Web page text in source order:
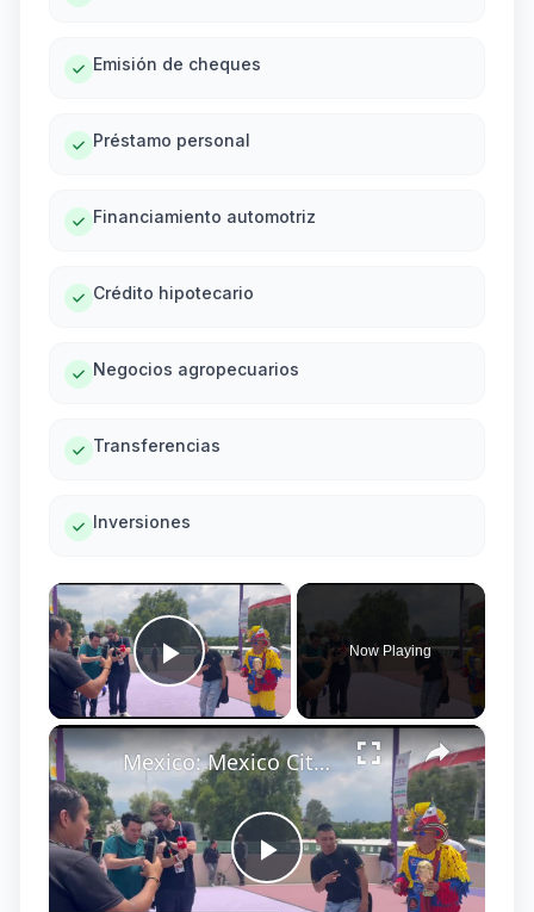
Emisión de cheques
Préstamo personal
Financiamiento automotriz
Crédito hipotecario
Negocios agropecuarios
Transferencias
Inversiones
×
Play Video
Now Playing
×
Play
Mexico: Mexico City Estadio Azteca 2026 FIFA World Cup.